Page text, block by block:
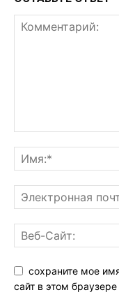
сохраните мое
сайт в этом